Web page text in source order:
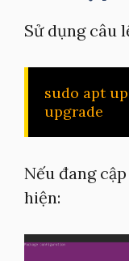
Sử dụng câu
sudo apt
upgrade
Nếu đang
hiện: